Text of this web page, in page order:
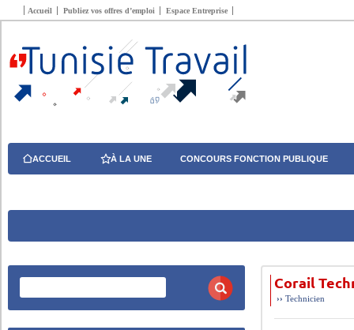
Accueil Publiez vos offres d’emploi Espace Entreprise
ACCUEIL À LA UNE CONCOURS FONCTION PUBLIQUE
Corail
››Technicien